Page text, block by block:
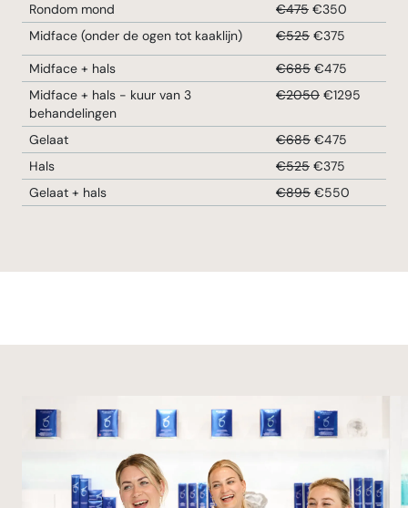
Rondom mond
€475 €350
Midface (onder de ogen tot kaaklijn)
€525 €375
Midface + hals
€685 €475
Midface + hals - kuur van 3
behandelingen
€2050 €1295
Gelaat €685 €475
Hals
€525 €375
Gelaat + hals
€895 €550